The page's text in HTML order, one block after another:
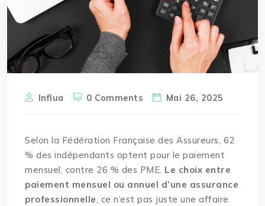
Influa 0 Comments Mai 26, 2025
Selon la Fédération Française des Assureurs, 62
% des indépendants optent pour le paiement
mensuel, contre 26 % des PME. Le choix entre
paiement mensuel ou annuel d’une assurance
professionnelle, ce n’est pas juste une affaire